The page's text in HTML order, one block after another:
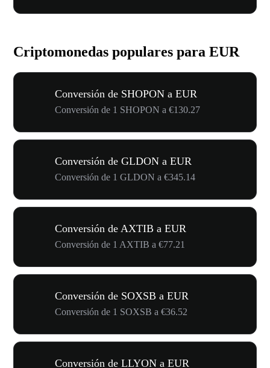
Criptomonedas populares para EUR
Conversión de SHOPON a EUR
Conversión de 1 SHOPON a €130.27
Conversión de GLDON a EUR
Conversión de 1 GLDON a €345.14
Conversión de AXTIB a EUR
Conversión de 1 AXTIB a €77.21
Conversión de SOXSB a EUR
Conversión de 1 SOXSB a €36.52
Conversión de LLYON a EUR